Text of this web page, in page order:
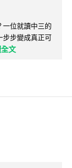
一位就讀中三的
步步變成真正可
文